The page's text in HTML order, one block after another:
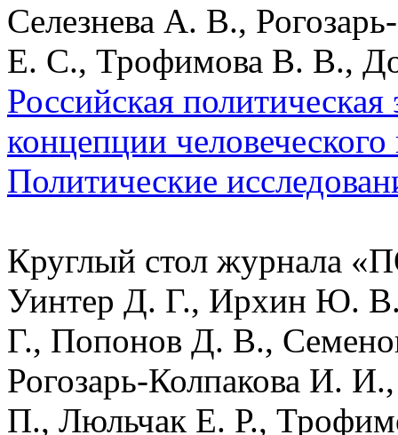
Селезнева А. В.,
Е. С., Трофимова В. В.,
Российская
концепции
Политические
Круглый стол журнала
Уинтер Д. Г., Ирхин Ю.
Г., Попонов Д. В.,
Рогозарь-Колпакова И.
П., Люльчак Е. Р.,